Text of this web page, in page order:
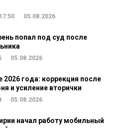
17:50 05.08.2026
попал под суд после
05.08.2026
2026 года: коррекция после
и усиление вторички
05.08.2026
начал работу мобильный